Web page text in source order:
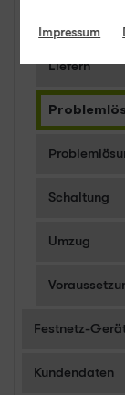
Liefern
Schaltung
Umzug
Festnetz-
Kundendaten
Impressum